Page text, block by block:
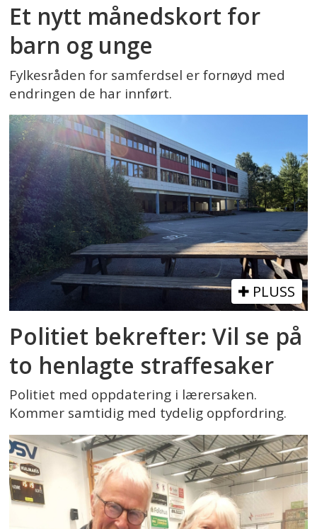
Et nytt månedskort for
barn og unge
Fylkesråden for samferdsel er fornøyd med
endringen de har innført.
PLUSS
Politiet bekrefter: Vil se på
to henlagte straffesaker
Politiet med oppdatering i lærersaken.
Kommer samtidig med tydelig oppfordring.